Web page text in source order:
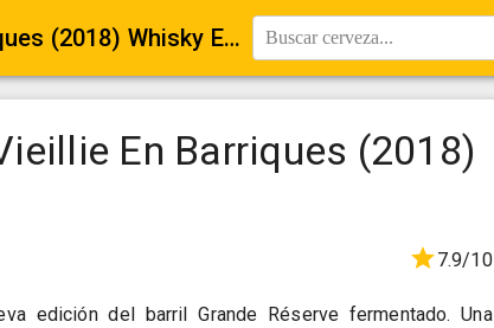
Chimay Grande Réserve Vieillie En Barriques (2018) Whisky Edition Buscar cerveza...
En Barriques (2018)
7.9/10
edición del barril Grande Réserve fermentado. Una